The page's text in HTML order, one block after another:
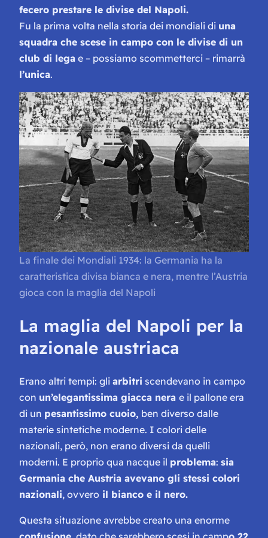
fecero prestare le divise del Napoli.
Fu la prima volta nella storia dei mondiali di una
squadra che scese in campo con le divise di un
club di lega e – possiamo scommetterci – rimarrà
l’unica.
La finale dei Mondiali 1934: la Germania ha la
caratteristica divisa bianca e nera, mentre l’Austria
gioca con la maglia del Napoli
La maglia del Napoli per la
nazionale austriaca
Erano altri tempi: gli arbitri scendevano in campo
con un’elegantissima giacca nera e il pallone era
di un pesantissimo cuoio, ben diverso dalle
materie sintetiche moderne. I colori delle
nazionali, però, non erano diversi da quelli
moderni. E proprio qua nacque il problema: sia
Germania che Austria avevano gli stessi colori
nazionali, ovvero il bianco e il nero.
Questa situazione avrebbe creato una enorme